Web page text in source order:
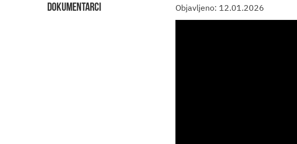
DOKUMENTARCI
Objavljeno: 12.01.2026